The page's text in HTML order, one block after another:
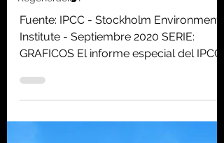
para no sobrepasar
1,5ºC y 2ºC
Fuente: IPCC - Stockholm Environment
Institute - Septiembre 2020 SERIE: